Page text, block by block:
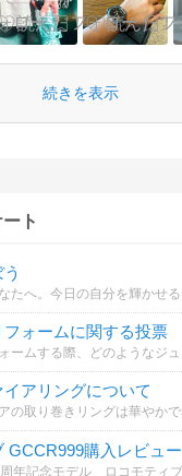
続きを表示
ト
ォームに関する投票
アリングについて
GCCR999購入レビュー